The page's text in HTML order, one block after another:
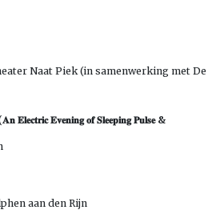
Naat Piek (in samenwerking met De
𝐄𝐯𝐞𝐧𝐢𝐧𝐠 𝐨𝐟 𝐒𝐥𝐞𝐞𝐩𝐢𝐧𝐠 𝐏𝐮𝐥𝐬𝐞 &
aan den Rijn